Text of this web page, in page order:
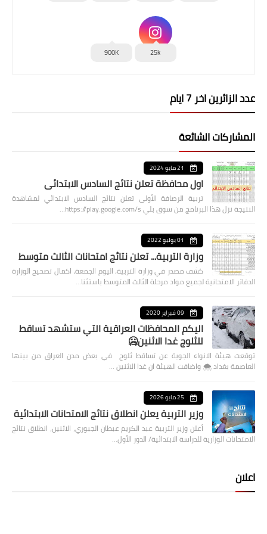
25k
900K
عدد الزائرين اخر 7 ايام
المشاركات الشائعة
21 مايو 2024
اول محافظة تعلن نتائج السادس الابتدائي
تربية الرصافة الأولى تعلن نتائج السادس الابتدائي لمشاهدة
النتيجة نزل هذا البرنامج من سوق بلي https://play.google.com/s…
01 يوليو 2022
وزارة التربية... تعلن نتائج امتحانات الثالث متوسط
كشف مصدر في وزارة التربية، اليوم الجمعة، اكمال تصحيح الوزارة
الدفاتر الامتحانية لجميع مواد مرحلة الثالث المتوسط باستثنا…
09 فبراير 2020
اليكم المحافظات العراقية التي ستشهد تساقط
للثلوج غدا الاثنين🥶
توقعت هيئة الانواء الجوية عن تساقط ثلوج في بعض مدن العراق من بينها
العاصمة بغداد ⁦🌨️⁩ واضافت الهيئة ان غدا الاثنين …
25 مايو 2026
وزير التربية يعلن انطلاق نتائج الامتحانات الابتدائية
أعلن وزير التربية عبد الكريم عبطان الجبوري، الاثنين، انطلاق نتائج
الامتحانات الوزارية للدراسة الابتدائية/ الدور الأول…
اعلان